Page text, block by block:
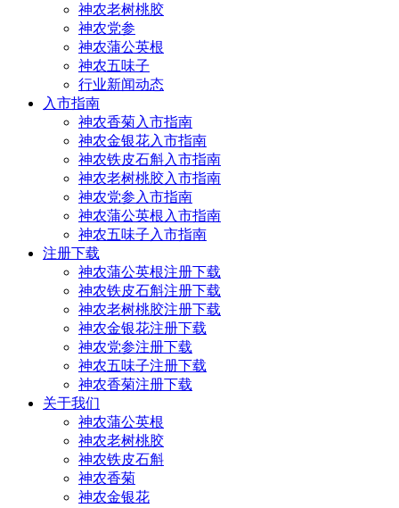
神农老树桃胶
神农党参
神农蒲公英根
神农五味子
行业新闻动态
入市指南
神农香菊入市指南
神农金银花入市指南
神农铁皮石斛入市指南
神农老树桃胶入市指南
神农党参入市指南
神农蒲公英根入市指南
神农五味子入市指南
注册下载
神农蒲公英根注册下载
神农铁皮石斛注册下载
神农老树桃胶注册下载
神农金银花注册下载
神农党参注册下载
神农五味子注册下载
神农香菊注册下载
关于我们
神农蒲公英根
神农老树桃胶
神农铁皮石斛
神农香菊
神农金银花